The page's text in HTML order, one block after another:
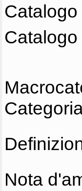
Catalogo
Catalogo
Nota